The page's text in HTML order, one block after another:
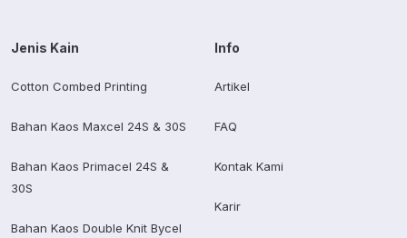
Jenis Kain
Cotton Combed Printing
Bahan Kaos Maxcel 24S & 30S
Bahan Kaos Primacel 24S &
30S
Bahan Kaos Double Knit Bycel
Info
Artikel
FAQ
Kontak Kami
Karir